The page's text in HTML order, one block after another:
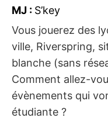
MJ : S’key
Vous jouerez des
ville, Riverspring,
blanche (sans
Comment allez-
évènements qui
étudiante ?